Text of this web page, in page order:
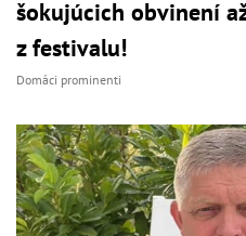
šokujúcich obvinení
z festivalu!
Domáci prominenti